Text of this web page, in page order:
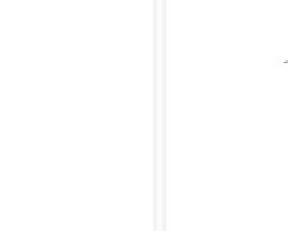
FAUTEUIL